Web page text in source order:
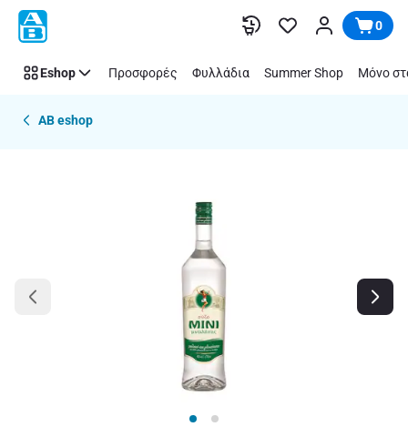
Παράλειψη 0
Eshop Προσφορές Φυλλάδια Summer Shop Μόνο
AB eshop